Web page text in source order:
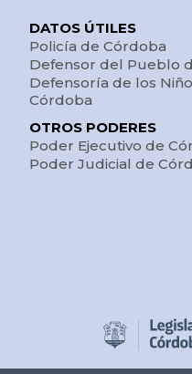
DATOS ÚTILES
Policía de Córdoba
Defensor del Pueblo
Defensoría de los
Córdoba
OTROS PODERES
Poder Ejecutivo de
Poder Judicial de